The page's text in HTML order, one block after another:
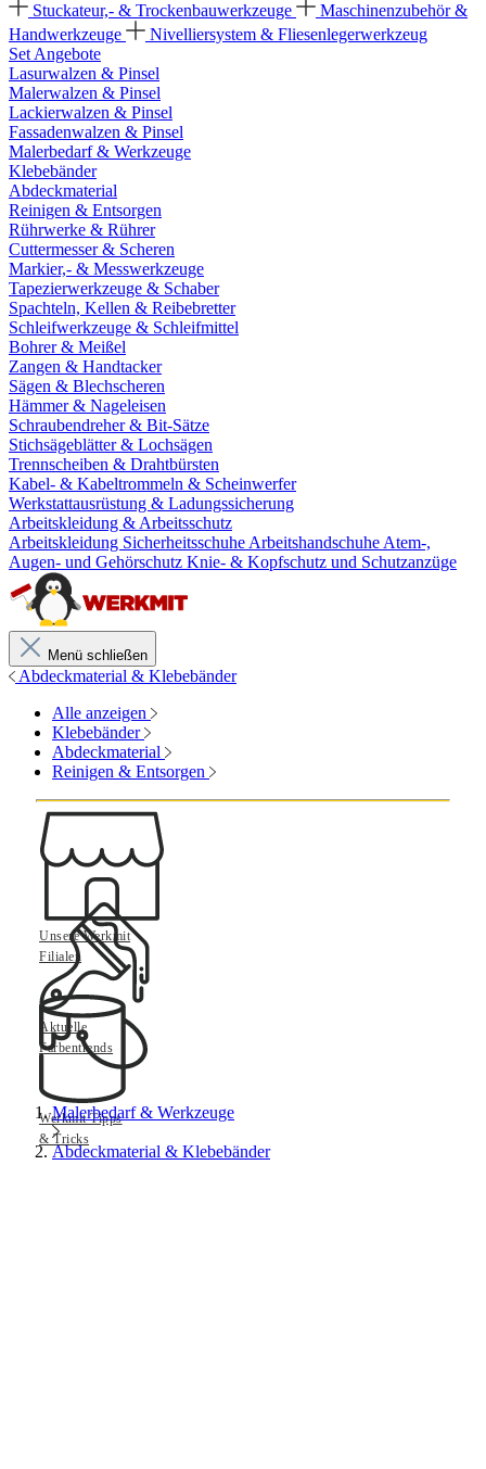
Stuckateur,- & Trockenbauwerkzeuge
Maschinenzubehör &
Handwerkzeuge
Nivelliersystem & Fliesenlegerwerkzeug
Set Angebote
Lasurwalzen & Pinsel
Malerwalzen & Pinsel
Lackierwalzen & Pinsel
Fassadenwalzen & Pinsel
Malerbedarf & Werkzeuge
Klebebänder
Abdeckmaterial
Reinigen & Entsorgen
Rührwerke & Rührer
Cuttermesser & Scheren
Markier,- & Messwerkzeuge
Tapezierwerkzeuge & Schaber
Spachteln, Kellen & Reibebretter
Schleifwerkzeuge & Schleifmittel
Bohrer & Meißel
Zangen & Handtacker
Sägen & Blechscheren
Hämmer & Nageleisen
Schraubendreher & Bit-Sätze
Stichsägeblätter & Lochsägen
Trennscheiben & Drahtbürsten
Kabel- & Kabeltrommeln & Scheinwerfer
Werkstattausrüstung & Ladungssicherung
Arbeitskleidung & Arbeitsschutz
Arbeitskleidung Sicherheitsschuhe Arbeitshandschuhe Atem-,
Augen- und Gehörschutz Knie- & Kopfschutz und Schutzanzüge
Menü schließen
Abdeckmaterial & Klebebänder
Alle anzeigen
Klebebänder
Abdeckmaterial
Reinigen & Entsorgen
Unsere Werkmit
Filialen
Aktuelle
Farbentrends
Werkmit Tipps
& Tricks
Malerbedarf & Werkzeuge
Abdeckmaterial & Klebebänder